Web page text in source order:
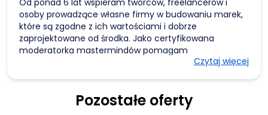
Od ponad 6 lat wspieram twórców, freelancerów i
osoby prowadzące własne firmy w budowaniu marek,
które są zgodne z ich wartościami i dobrze
zaprojektowane od środka. Jako certyfikowana
moderatorka mastermindów pomagam
przedsiębiorczym osobom rozwijać skrzydła,
Mam za sobą kilkanaście lat doświadczenia w
Czytaj więcej
Pozostałe oferty